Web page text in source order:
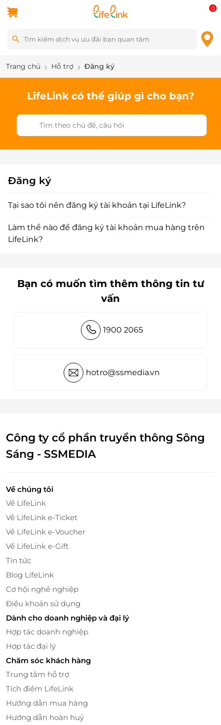
0
Trang chủ Hỗ trợ Đăng ký
LifeLink có thể giúp gì cho bạn?
Đăng ký
Tại sao tôi nên đăng ký tài khoản tại LifeLink?
Làm thể nào để đăng ký tài khoản mua hàng trên
LifeLink?
Bạn có muốn tìm thêm thông tin tư
vấn
1900 2065
hotro@ssmedia.vn
Công ty cổ phần truyền thông Sông
Sáng - SSMEDIA
Về chúng tôi
Về LifeLink
Về LifeLink e-Ticket
Về LifeLink e-Voucher
Về LifeLink e-Gift
Tin tức
Blog LifeLink
Cơ hội nghề nghiệp
Điều khoản sử dụng
Dành cho doanh nghiệp và đại lý
Hợp tác doanh nghiệp
Hợp tác đại lý
Chăm sóc khách hàng
Trung tâm hỗ trợ
Tích điểm LifeLink
Hướng dẫn mua hàng
Hướng dẫn hoàn huỷ